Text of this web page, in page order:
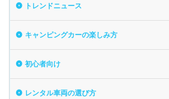
トレンドニュース
キャンピングカーの楽しみ方
初心者向け
レンタル車両の選び方